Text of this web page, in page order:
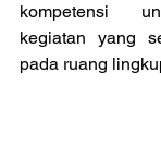
kompetensi
kegiatan yang
pada ruang